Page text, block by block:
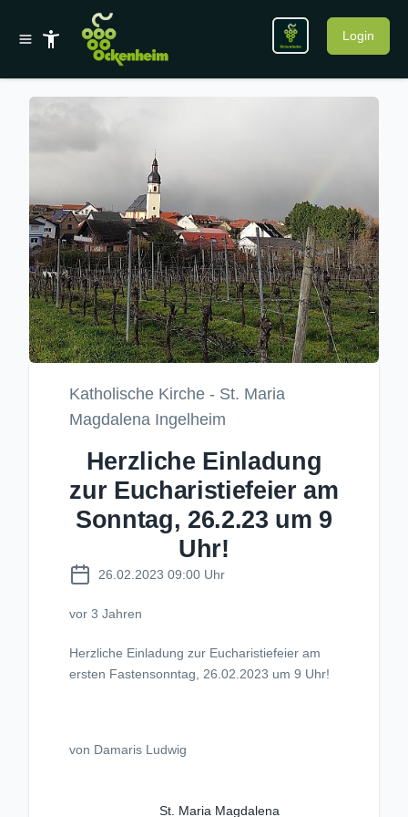
Login
Katholische Kirche - St. Maria
Magdalena Ingelheim
Herzliche Einladung
zur Eucharistiefeier am
Sonntag, 26.2.23 um 9
Uhr!
26.02.2023 09:00 Uhr
vor 3 Jahren
Herzliche Einladung zur Eucharistiefeier am
ersten Fastensonntag, 26.02.2023 um 9 Uhr!
von Damaris Ludwig
St. Maria Magdalena